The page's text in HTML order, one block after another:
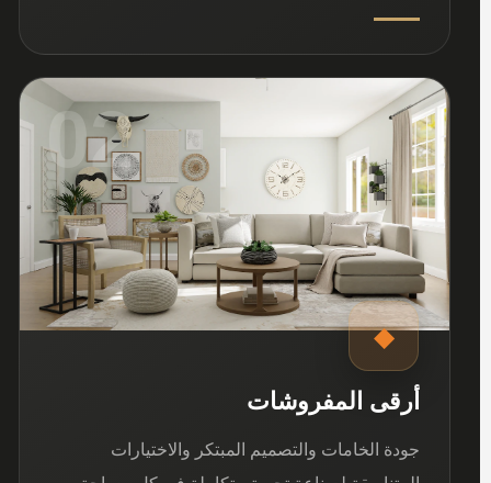
02
◆
أرقى المفروشات
جودة الخامات والتصميم المبتكر والاختيارات